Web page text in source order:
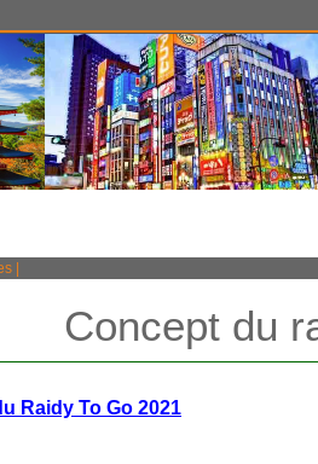
Concept du
Raidy To Go 2021